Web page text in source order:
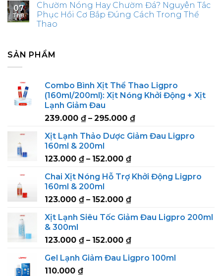
07
Th8
Chườm Nóng Hay Chườm Đá? Nguyên Tắc
Phục Hồi Cơ Bắp Đúng Cách Trong Thể
Thao
SẢN PHẨM
Combo Bình Xịt Thể Thao Ligpro
(160ml/200ml): Xịt Nóng Khởi Động + Xịt
Lạnh Giảm Đau
239.000 ₫ – 295.000 ₫Price
239.000 ₫
Xịt Lạnh Thảo Dược Giảm Đau Ligpro
160ml & 200ml
123.000 ₫ – 152.000 ₫Price
123.000 ₫
152.000 ₫
Chai Xịt Nóng Hỗ Trợ Khởi Động Ligpro
160ml & 200ml
123.000 ₫ – 152.000 ₫Price
123.000 ₫
152.000 ₫
Xịt Lạnh Siêu Tốc Giảm Đau Ligpro 200ml
& 300ml
123.000 ₫ – 152.000 ₫Price
123.000 ₫
Gel Lạnh Giảm Đau Ligpro 100ml
110.000 ₫